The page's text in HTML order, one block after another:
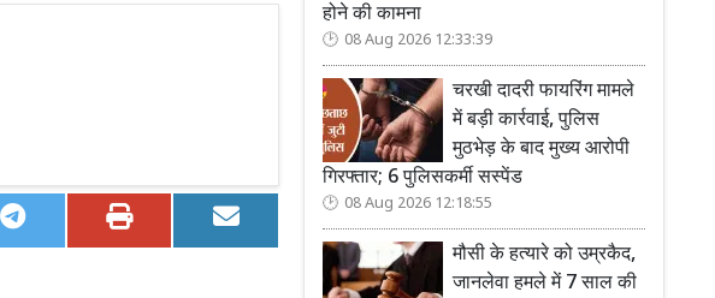
होने की कामना
08 Aug 2026 12:33:39
चरखी दादरी फायरिंग मामले
में बड़ी कार्रवाई, पुलिस
मुठभेड़ के बाद मुख्य आरोपी
गिरफ्तार; 6 पुलिसकर्मी सस्पेंड
08 Aug 2026 12:18:55
मौसी के हत्यारे को उम्रकैद,
जानलेवा हमले में 7 साल की